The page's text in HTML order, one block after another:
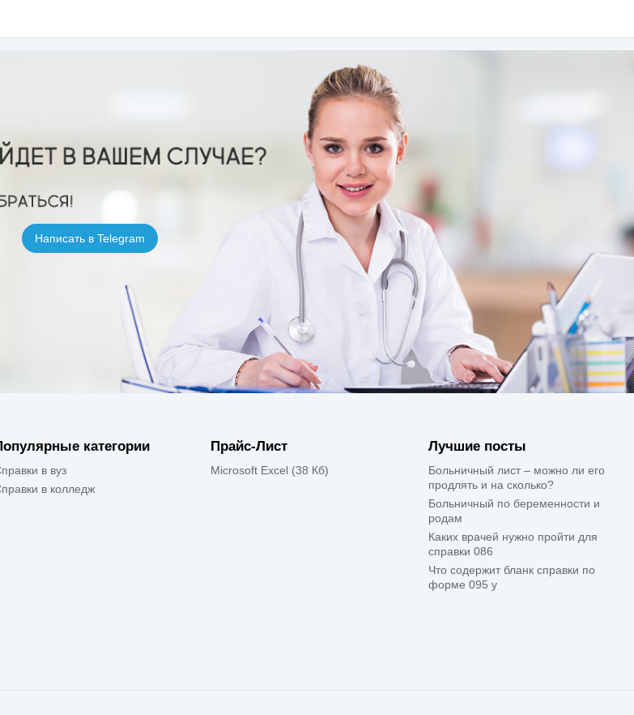
Написать в Telegram
категории
в вуз
в колледж
Прайс-Лист
Microsoft Excel (38 Кб)
Лучшие посты
Больничный лист – можно ли его
продлять и на сколько?
Больничный по беременности и
родам
Каких врачей нужно пройти для
справки 086
Что содержит бланк справки по
форме 095 у